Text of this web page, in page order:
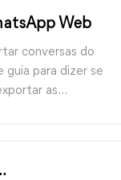
Web
conversas do
para dizer se
as